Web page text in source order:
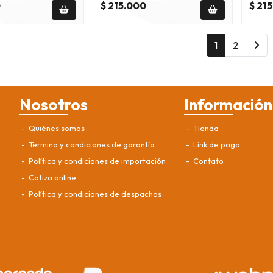
$ 215.000
$
1 2
Nosotros
Quiénes somos
Termino y condiciones de garantía
Política y condiciones de importación
Cotiza online
Política y condiciones de despachos
Información
Tienda
Link de pago
Contato